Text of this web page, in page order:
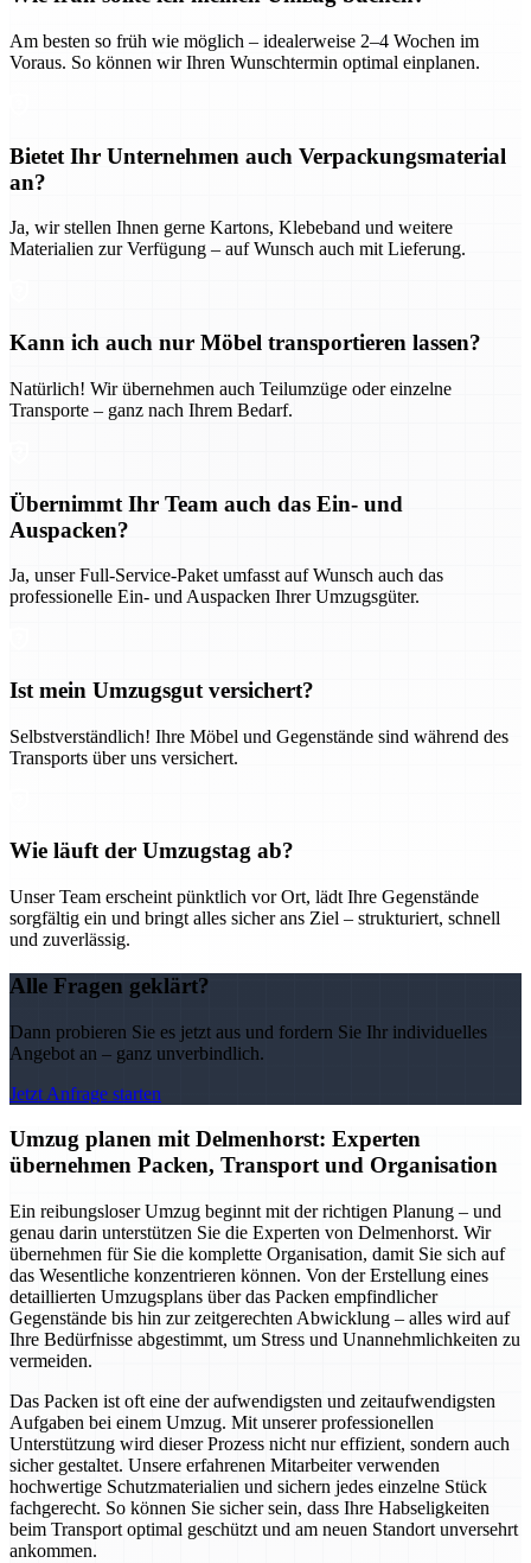
Am besten so früh wie möglich – idealerweise 2–4 Wochen im
Voraus. So können wir Ihren Wunschtermin optimal einplanen.
Bietet Ihr Unternehmen auch Verpackungsmaterial
an?
Ja, wir stellen Ihnen gerne Kartons, Klebeband und weitere
Materialien zur Verfügung – auf Wunsch auch mit Lieferung.
Kann ich auch nur Möbel transportieren lassen?
Natürlich! Wir übernehmen auch Teilumzüge oder einzelne
Transporte – ganz nach Ihrem Bedarf.
Übernimmt Ihr Team auch das Ein- und
Auspacken?
Ja, unser Full-Service-Paket umfasst auf Wunsch auch das
professionelle Ein- und Auspacken Ihrer Umzugsgüter.
Ist mein Umzugsgut versichert?
Selbstverständlich! Ihre Möbel und Gegenstände sind während des
Transports über uns versichert.
Wie läuft der Umzugstag ab?
Unser Team erscheint pünktlich vor Ort, lädt Ihre Gegenstände
sorgfältig ein und bringt alles sicher ans Ziel – strukturiert, schnell
und zuverlässig.
Alle Fragen geklärt?
Dann probieren Sie es jetzt aus und fordern Sie Ihr individuelles
Angebot an – ganz unverbindlich.
Jetzt Anfrage starten
Umzug planen mit Delmenhorst: Experten
übernehmen Packen, Transport und Organisation
Ein reibungsloser Umzug beginnt mit der richtigen Planung – und
genau darin unterstützen Sie die Experten von Delmenhorst. Wir
übernehmen für Sie die komplette Organisation, damit Sie sich auf
das Wesentliche konzentrieren können. Von der Erstellung eines
detaillierten Umzugsplans über das Packen empfindlicher
Gegenstände bis hin zur zeitgerechten Abwicklung – alles wird auf
Ihre Bedürfnisse abgestimmt, um Stress und Unannehmlichkeiten zu
vermeiden.
Das Packen ist oft eine der aufwendigsten und zeitaufwendigsten
Aufgaben bei einem Umzug. Mit unserer professionellen
Unterstützung wird dieser Prozess nicht nur effizient, sondern auch
sicher gestaltet. Unsere erfahrenen Mitarbeiter verwenden
hochwertige Schutzmaterialien und sichern jedes einzelne Stück
fachgerecht. So können Sie sicher sein, dass Ihre Habseligkeiten
beim Transport optimal geschützt und am neuen Standort unversehrt
ankommen.